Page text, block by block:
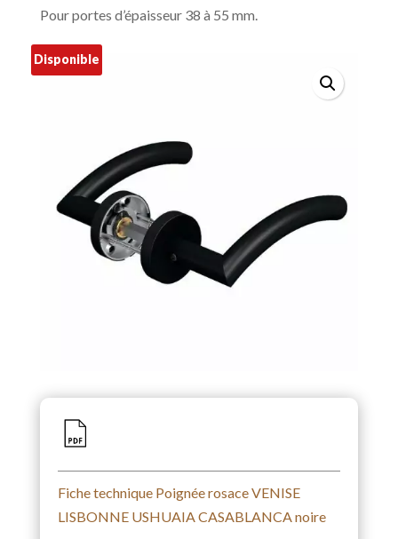
Disponible
Fiche technique Poignée rosace VENISE
LISBONNE USHUAIA CASABLANCA noire
Pour portes d’épaisseur 38 à 55 mm.